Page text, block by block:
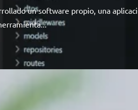
un software propio, una